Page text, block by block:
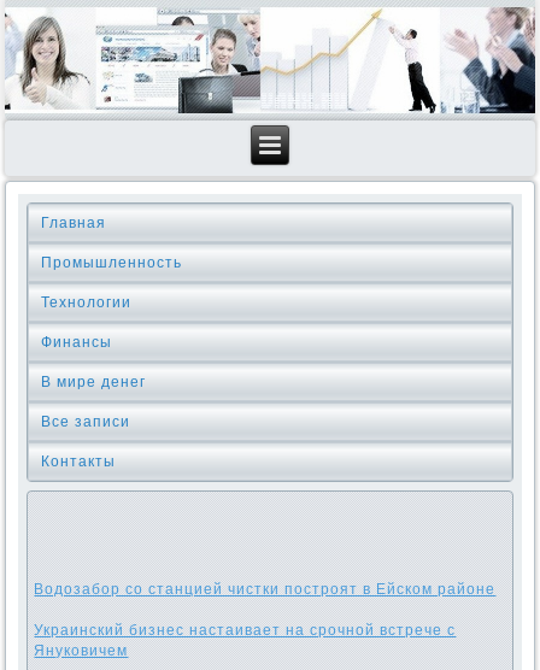
Главная
Промышленность
Технологии
Финансы
В мире денег
Все записи
Контакты
Водозабор со станцией чистки построят в Ейском районе
Украинский бизнес настаивает на срочной встрече с
Януковичем